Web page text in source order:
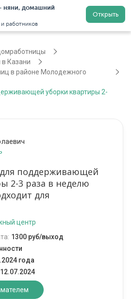
няни, домашний
работников
Открыть
Регистрация
Казани
в районе Молодежного
уборки квартиры 2-
поддерживающей
2-3 раза в неделю
для
центр
1300 руб/выход
года
12.07.2024